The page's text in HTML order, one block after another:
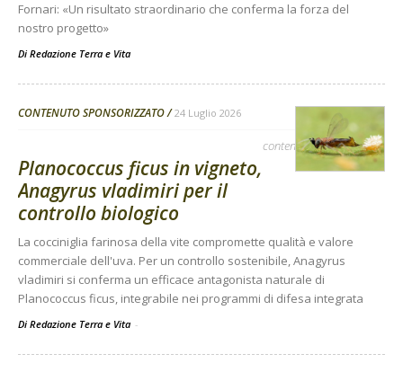
Fornari: «Un risultato straordinario che conferma la forza del
nostro progetto»
Di Redazione Terra e Vita
CONTENUTO SPONSORIZZATO 24 Luglio 2026
contenuto sponsorizzato
Planococcus ficus in vigneto,
Anagyrus vladimiri per il
controllo biologico
La cocciniglia farinosa della vite compromette qualità e valore
commerciale dell'uva. Per un controllo sostenibile, Anagyrus
vladimiri si conferma un efficace antagonista naturale di
Planococcus ficus, integrabile nei programmi di difesa integrata
Di Redazione Terra e Vita -